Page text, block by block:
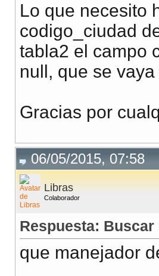
Lo que necesito
codigo_ciudad
tabla2 el campo
null, que se
Gracias por
06/05/2015, 07:58
Libras
Colaborador
Respuesta:
que manejador